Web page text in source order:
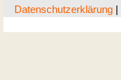
Datenschutzerklärung |